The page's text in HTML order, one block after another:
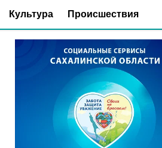
Культура Происшествия